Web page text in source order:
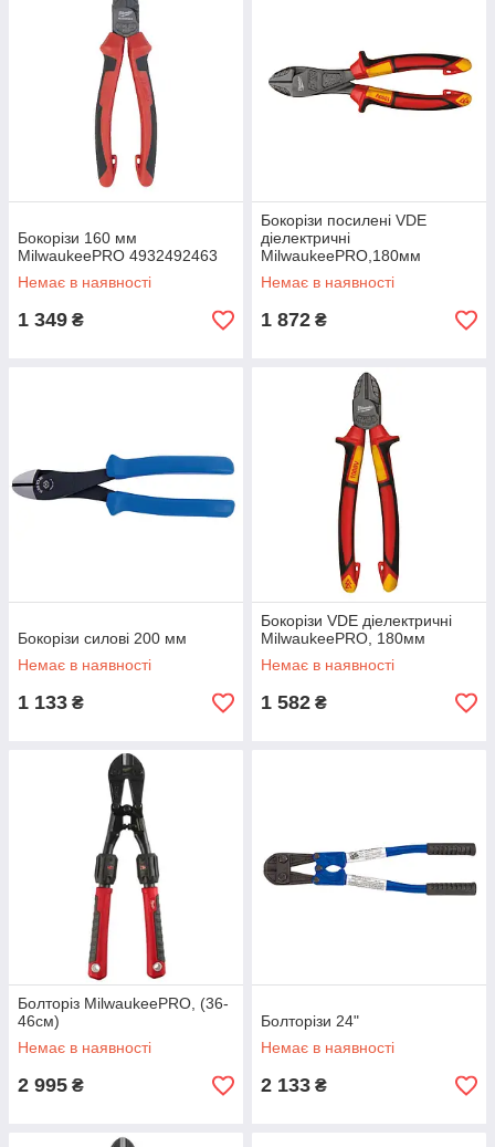
Бокорізи 160 мм
MilwaukeePRO 4932492463
Немає в наявності
1 349 ₴
Бокорізи посилені VDE
діелектричні
MilwaukeePRO,180мм
Немає в наявності
1 872 ₴
Бокорізи силові 200 мм
Немає в наявності
1 133 ₴
Бокорізи VDE діелектричні
MilwaukeePRO, 180мм
Немає в наявності
1 582 ₴
Болторіз MilwaukeePRO, (36-
46см)
Немає в наявності
2 995 ₴
Болторізи 24"
Немає в наявності
2 133 ₴